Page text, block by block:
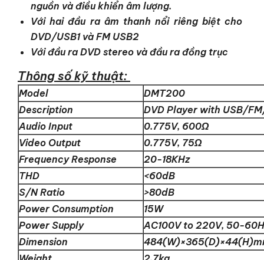
nguồn và điều khiển âm lượng.
Với hai đầu ra âm thanh nổi riêng biệt cho
DVD/USB1 và ​​FM USB2
Với đầu ra DVD stereo và đầu ra đồng trục
Thông số kỹ thuật:
Model
DMT200
Description
DVD Player with USB/
Audio Input
0.775V, 600Ω
Video Output
0.775V, 75Ω
Frequency Response
20-18KHz
THD
<60dB
S/N Ratio
>80dB
Power Consumption
15W
Power Supply
AC100V to 220V, 50-
Dimension